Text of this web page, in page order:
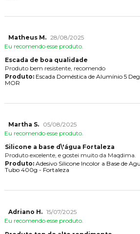
Matheus M. 28/08/2025
Eu recomendo esse produto.
Escada de boa qualidade
Produto bem resistente, recomendo
Produto:Escada Doméstica de Alumínio 5
MOR
Martha S.
05/08/2025
Eu recomendo esse produto.
Silicone a base d\'água Fortaleza
Produto excelente, e gostei muito da Maqdima.
Produto:Adesivo Silicone Incolor a Base de
Tubo 400g - Fortaleza
Adriano H. 15/07/2025
Eu recomendo esse produto.